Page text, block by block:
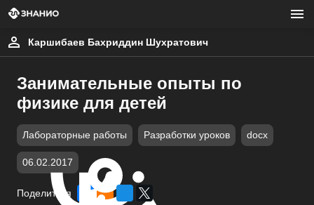
Каршибаев Бахриддин Шухратович
Занимательные опыты по
физике для детей
Лабораторные работы Разработки уроков docx
06.02.2017
Поделиться